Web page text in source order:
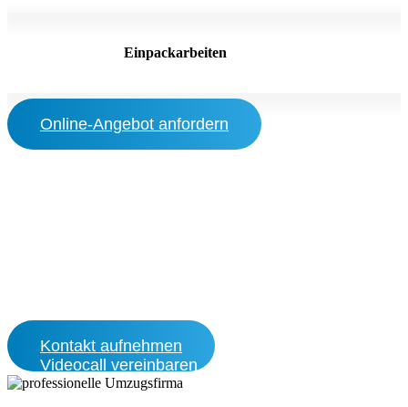
Einpackarbeiten
Online-Angebot anfordern
Kontakt aufnehmen
Videocall vereinbaren